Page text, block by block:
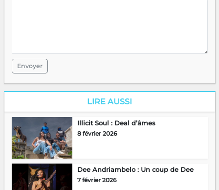
Envoyer
LIRE AUSSI
Illicit Soul : Deal d’âmes
8 février 2026
Dee Andriambelo : Un coup de Dee
7 février 2026